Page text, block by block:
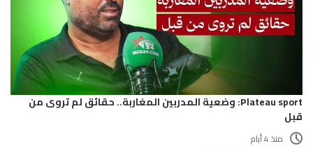
Plateau sport: وضعية المدربين المغاربة.. حقائق لم تروى من
قبل
منذ 4 أيام